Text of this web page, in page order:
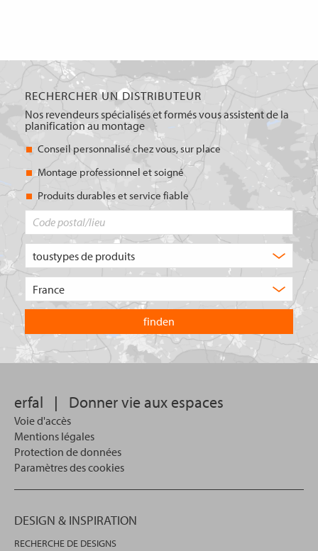
RECHERCHER UN DISTRIBUTEUR
Nos revendeurs spécialisés et formés vous assistent de la
planification au montage
Conseil personnalisé chez vous, sur place
Montage professionnel et soigné
Produits durables et service fiable
de
recherchez-
vous
?
pays
dans
lequel
vous
souhaitez
recherche.
erfal | Donner vie aux espaces
Voie d'accès
Mentions légales
Protection de données
Paramètres des cookies
DESIGN & INSPIRATION
RECHERCHE DE DESIGNS